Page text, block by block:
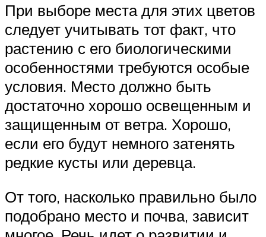
При выборе места для этих цветов
следует учитывать тот факт, что
растению с его биологическими
особенностями требуются особые
условия. Место должно быть
достаточно хорошо освещенным и
защищенным от ветра. Хорошо,
если его будут немного затенять
редкие кусты или деревца.
От того, насколько правильно было
подобрано место и почва, зависит